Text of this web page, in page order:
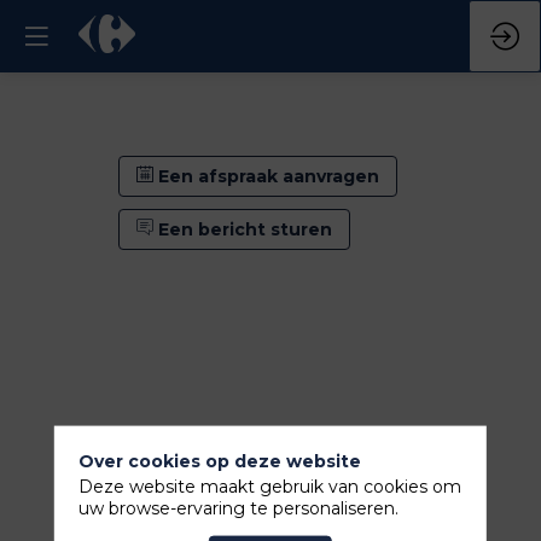
Een afspraak aanvragen
Een bericht sturen
Een afspraak aanvragen
Over cookies op deze website
Deze website maakt gebruik van cookies om
uw browse-ervaring te personaliseren.